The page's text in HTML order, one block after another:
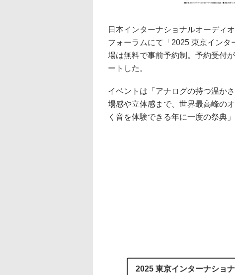
日本インターナショナルオーディ
フォーラムにて「2025 東京インタ
場は無料で事前予約制。予約受付
ートした。
イベントは「アナログの持つ温か
場感や立体感まで、世界最高峰の
く音を体験できる年に一度の祭典
2025 東京インターナショ